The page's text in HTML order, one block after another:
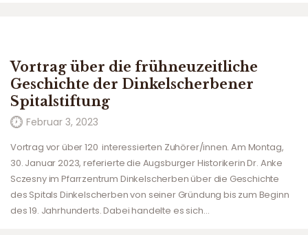
Vortrag über die frühneuzeitliche
Geschichte der Dinkelscherbener
Spitalstiftung
Februar 3, 2023
Vortrag vor über 120 interessierten Zuhörer/innen. Am Montag,
30. Januar 2023, referierte die Augsburger Historikerin Dr. Anke
Sczesny im Pfarrzentrum Dinkelscherben über die Geschichte
des Spitals Dinkelscherben von seiner Gründung bis zum Beginn
des 19. Jahrhunderts. Dabei handelte es sich…